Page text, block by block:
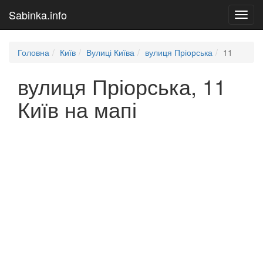
Sabinka.info
Головна Київ Вулиці Київа вулиця Пріорська 11
вулиця Пріорська, 11
Київ на мапі